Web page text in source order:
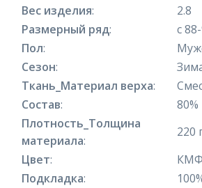
Вес изделия:
2.8
Размерный ряд:
с
Пол:
Сезон:
Ткань_Материал верха:
Состав:
Плотность_Толщина
материала:
220
Цвет:
КМФ
Подкладка: